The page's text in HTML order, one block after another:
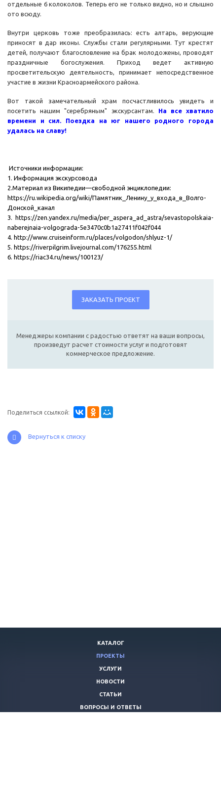
отдельные 6 колоколов. Теперь его не только видно, но и слышно
ото всюду.
Внутри церковь тоже преобразилась: есть алтарь, верующие
приносят в дар иконы. Службы стали регулярными. Тут крестят
детей, получают благословление на брак молодожены, проводят
праздничные богослужения. Приход ведет активную
просветительскую деятельность, принимает непосредственное
участие в жизни Красноармейского района.
Вот такой замечательный храм посчастливилось увидеть и
посетить нашим "серебряным" экскурсантам. На все хватило
времени и сил. Поездка на юг нашего родного города
удалась на славу!
Источники информации:
1. Информация экскурсовода
2.Материал из Википедии—свободной энциклопедии:
https://ru.wikipedia.org/wiki/Памятник_Ленину_у_входа_в_Волго-
Донской_канал
3.
https://zen.yandex.ru/media/per_aspera_ad_astra/sevastopolskaia-
naberejnaia-volgograda-5e3470c0b1a27411f042f044
4. http://www.cruiseinform.ru/places/volgodon/shlyuz-1/
5. https://riverpilgrim.livejournal.com/176255.html
6. https://riac34.ru/news/100123/
ЗАКАЗАТЬ ПРОЕКТ
Менеджеры компании с радостью ответят на ваши вопросы,
произведут расчет стоимости услуг и подготовят
коммерческое предложение.
Поделиться ссылкой:
Вернуться к списку
КАТАЛОГ
ПРОЕКТЫ
УСЛУГИ
НОВОСТИ
СТАТЬИ
ВОПРОСЫ И ОТВЕТЫ